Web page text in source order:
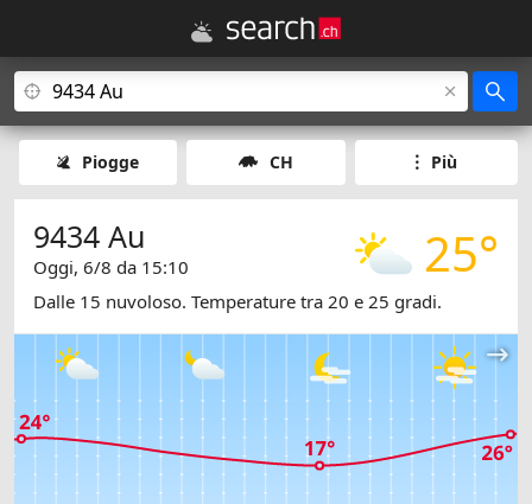
Piogge CH Più
25°
9434 Au
Oggi, 6/8 da 15:10
Dalle 15 nuvoloso. Temperature tra 20 e 25 gradi.